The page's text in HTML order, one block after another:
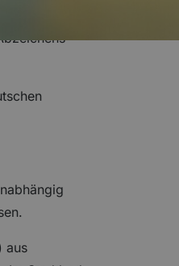
aus